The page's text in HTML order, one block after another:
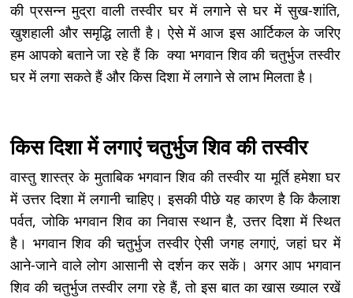
की प्रसन्न मुद्रा वाली तस्वीर घर में लगाने से घर में सुख-शांति,
खुशहाली और समृद्धि लाती है। ऐसे में आज इस आर्टिकल के जरिए
हम आपको बताने जा रहे हैं कि क्या भगवान शिव की चतुर्भुज तस्वीर
घर में लगा सकते हैं और किस दिशा में लगाने से लाभ मिलता है।
किस दिशा में लगाएं चतुर्भुज शिव की तस्वीर
वास्तु शास्त्र के मुताबिक भगवान शिव की तस्वीर या मूर्ति हमेशा घर
में उत्तर दिशा में लगानी चाहिए। इसकी पीछे यह कारण है कि कैलाश
पर्वत, जोकि भगवान शिव का निवास स्थान है, उत्तर दिशा में स्थित
है। भगवान शिव की चतुर्भुज तस्वीर ऐसी जगह लगाएं, जहां घर में
आने-जाने वाले लोग आसानी से दर्शन कर सकें। अगर आप भगवान
शिव की चतुर्भुज तस्वीर लगा रहे हैं, तो इस बात का खास ख्याल रखें